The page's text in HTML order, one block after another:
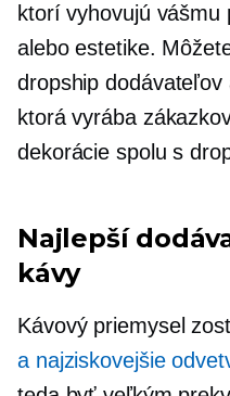
ktorí vyhovujú vášmu
alebo estetike.
dropship dodávateľov
ktorá vyrába
dekorácie spolu s
Najlepší
kávy
Kávový priemysel
a najziskovejšie